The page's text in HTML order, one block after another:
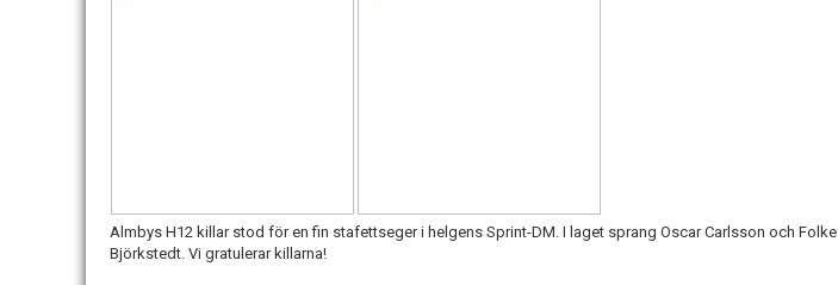
Almbys H12 killar stod för en fin stafettseger i helgens Sprint-DM. I laget sprang Oscar Carlsson och Folke
Björkstedt. Vi gratulerar killarna!